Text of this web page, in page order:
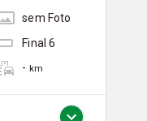
sem Foto
Final6
- km